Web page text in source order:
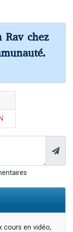
Rav chez
cours en vidéo,